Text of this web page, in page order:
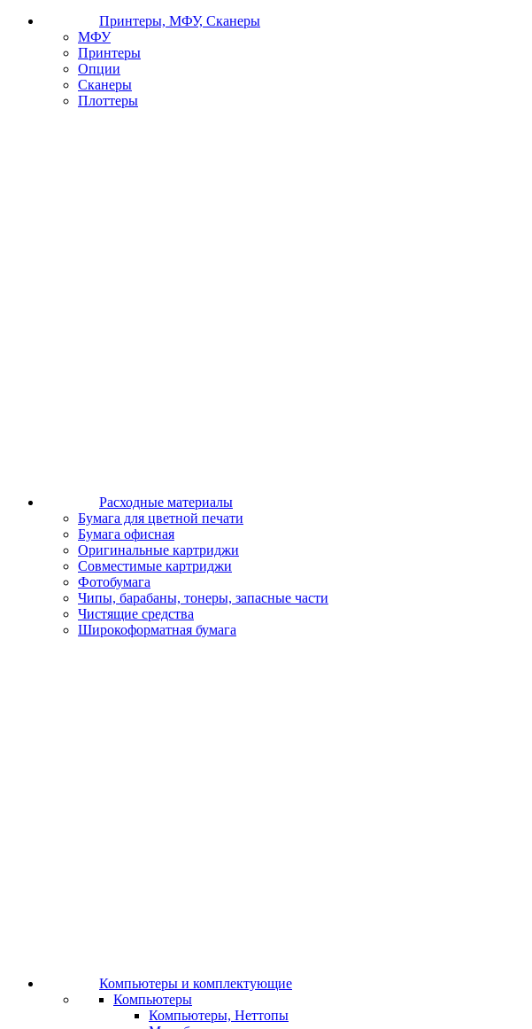
Принтеры, МФУ, Сканеры
МФУ
Принтеры
Опции
Сканеры
Плоттеры
Расходные материалы
Бумага для цветной печати
Бумага офисная
Оригинальные картриджи
Совместимые картриджи
Фотобумага
Чипы, барабаны, тонеры, запасные части
Чистящие средства
Широкоформатная бумага
Компьютеры и комплектующие
Компьютеры
Компьютеры, Неттопы